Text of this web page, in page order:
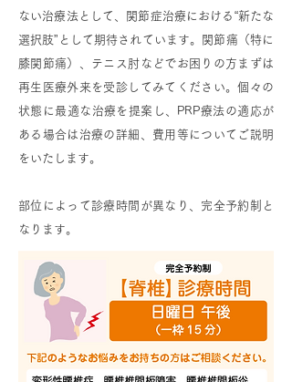
ない治療法として、関節症治療における“新たな
選択肢”として期待されています。関節痛（特に
膝関節痛）、テニス肘などでお困りの方まずは
再生医療外来を受診してみてください。個々の
状態に最適な治療を提案し、PRP療法の適応が
ある場合は治療の詳細、費用等についてご説明
をいたします。
部位によって診療時間が異なり、完全予約制と
なります。